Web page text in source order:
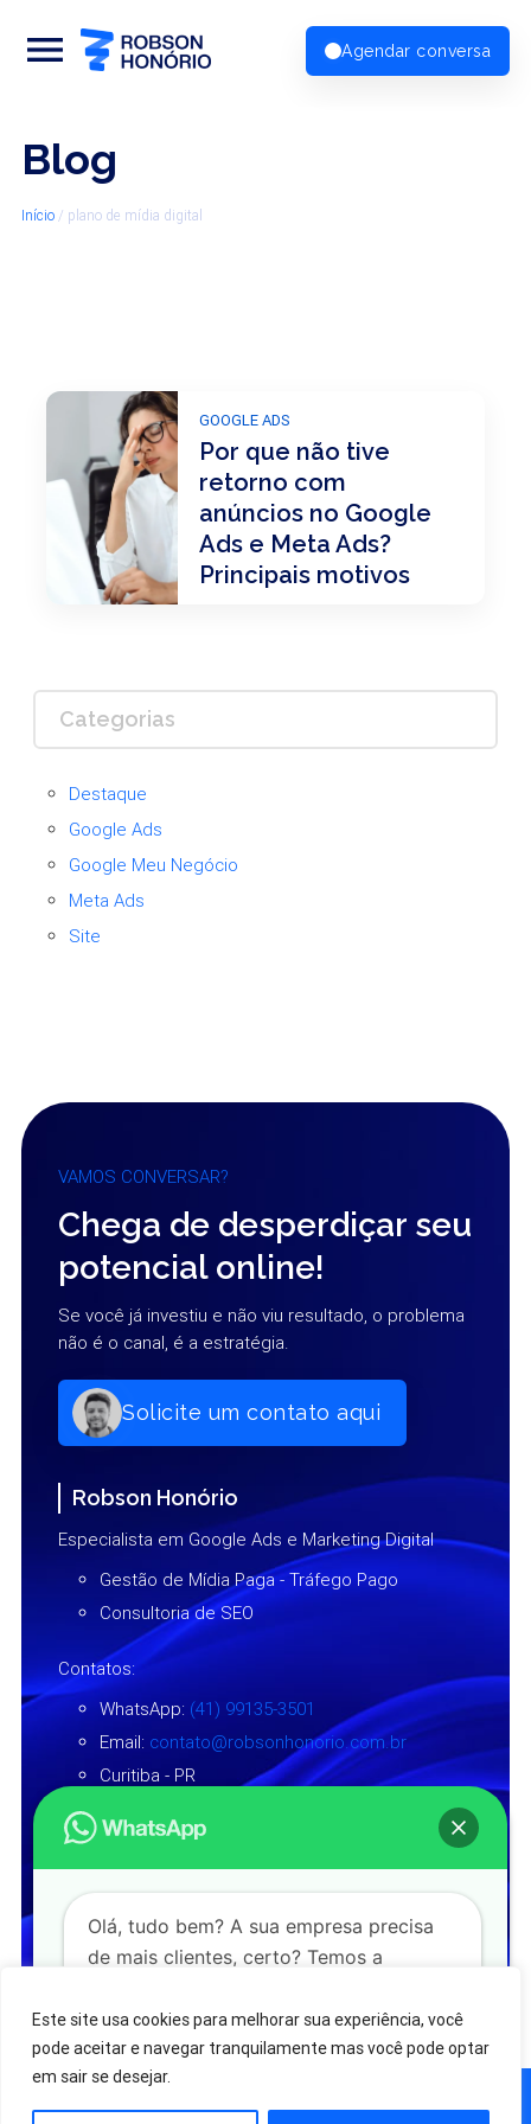
Este site usa cookies para melhorar sua experiência, você
pode aceitar e navegar tranquilamente mas você pode optar
em sair se desejar.
Agendar conversa
menu
Blog
Início/ plano de mídia digital
GOOGLE ADS
Por que não tive
retorno com
anúncios no Google
Ads e Meta Ads?
Principais motivos
Categorias
Destaque
Google Ads
Google Meu Negócio
Meta Ads
Site
VAMOS CONVERSAR?
Chega de desperdiçar seu
potencial online!
Se você já investiu e não viu resultado, o problema
não é o canal, é a estratégia.
Solicite um contato aqui
Robson Honório
Especialista em Google Ads e Marketing Digital
Gestão de Mídia Paga - Tráfego Pago
Consultoria de SEO
Contatos:
WhatsApp: (41) 99135-3501
Email: contato@robsonhonorio.com.br
Curitiba - PR
Siga nas redes sociais:
© 2025-2026 Todos os direitos reservados à RHS
STUDIO.
Olá, tudo bem? A sua empresa precisa
de mais clientes, certo? Temos a
Fale conosco!
Falar pelo WhatsApp